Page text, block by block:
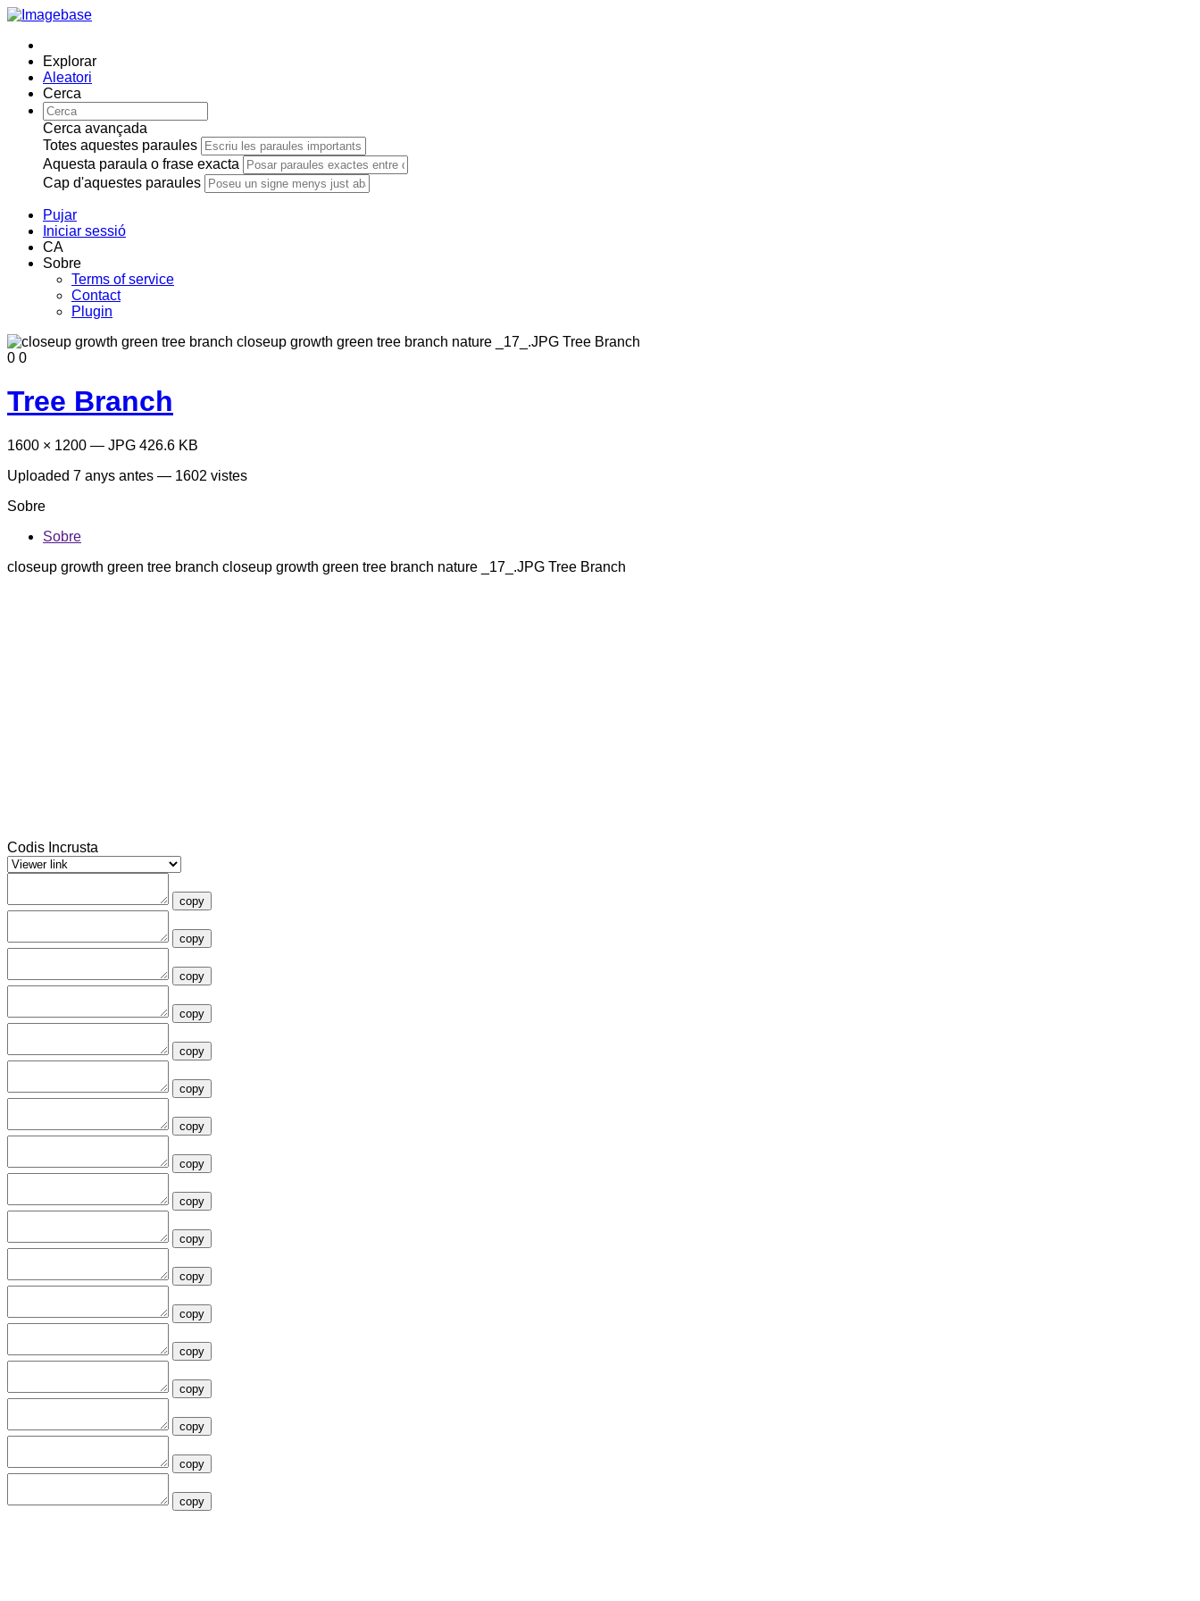
Explorar
Aleatori
Cerca
Cerca avançada
Totes aquestes paraules
Aquesta paraula o frase exacta
Cap d'aquestes paraules
Pujar
Iniciar sessió
CA
Sobre
Terms of service
Contact
Plugin
0 0
Tree Branch
1600 × 1200 — JPG 426.6 KB
Uploaded 7 anys antes — 1602 vistes
Sobre
Sobre
closeup growth green tree branch closeup growth green tree branch nature _17_.JPG Tree Branch
Codis Incrusta
copy
copy
copy
copy
copy
copy
copy
copy
copy
copy
copy
copy
copy
copy
copy
copy
copy